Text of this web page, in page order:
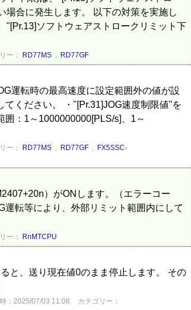
場合に発生します。 以下の対策を実施し
ソフトウェアストロークリミット下
ー： RD77MS, RD77GF
運転時の最高速度に設定範囲外の値が設
ください。 ・"[Pr.31]JOG速度制限値"を
：1～1000000000[PLS/s]、1～
ー： RD77MS, RD77GF, FX5SSC-
）がONします。（エラーコー
運転等により、外部リミット範囲内にして
ー： RnMTCPU
と、送り現在値0のまま停止します。 その
：2025/07/03 11:08
カテゴリー：